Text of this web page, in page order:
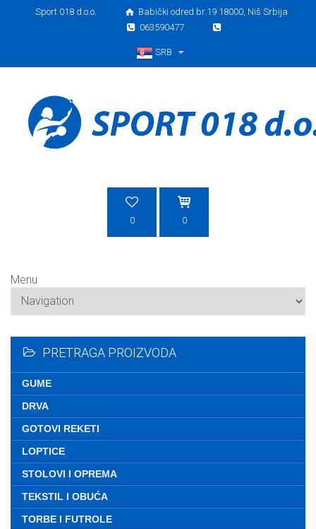
Sport 018 d.o.o.
Babički odred br.19 18000, Niš Srbija
063590477
SRB
0 0
Menu
PRETRAGA PROIZVODA
GUME
DRVA
GOTOVI REKETI
LOPTICE
STOLOVI I OPREMA
TEKSTIL I OBUĆA
TORBE I FUTROLE